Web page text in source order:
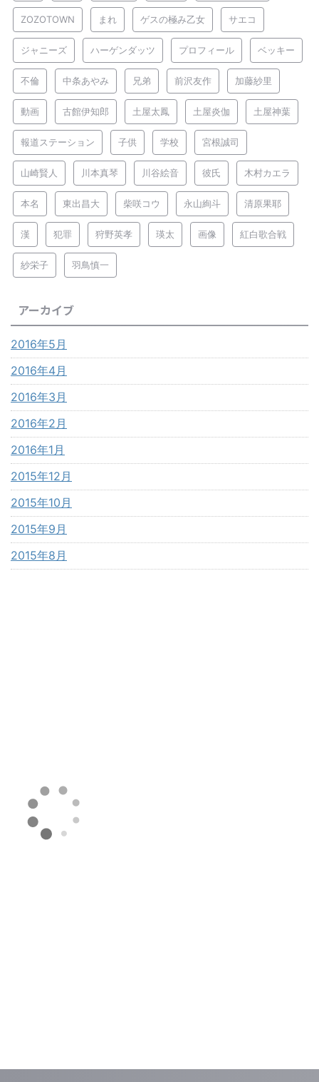
ZOZOTOWN まれ ゲスの極み乙女 サエコ
ジャニーズ ハーゲンダッツ プロフィール ベッキー
不倫 中条あやみ 兄弟 前沢友作 加藤紗里
動画 古館伊知郎 土屋太鳳 土屋炎伽 土屋神葉
報道ステーション 子供 学校 宮根誠司
山崎賢人 川本真琴 川谷絵音 彼氏 木村カエラ
本名 東出昌大 柴咲コウ 永山絢斗 清原果耶
漢 犯罪 狩野英孝 瑛太 画像 紅白歌合戦
紗栄子 羽鳥慎一
アーカイブ
2016年5月
2016年4月
2016年3月
2016年2月
2016年1月
2015年12月
2015年10月
2015年9月
2015年8月